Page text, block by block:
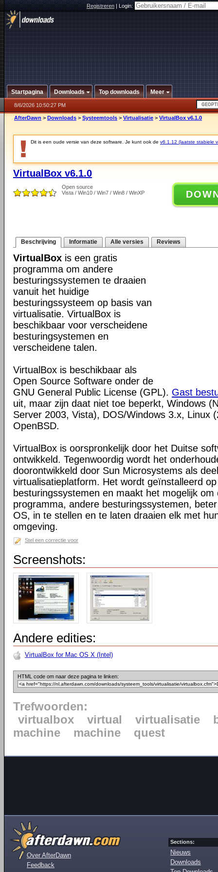
Registreren|Login:
Startpagina Downloads Top downloads Meer
8/6/2026 10:50:27 PM
AfterDawn > Downloads > Systeemtools > Virtualisatie > VirtualBox v6.1.0
Dit is een oude versie van deze software. Je kunt ook de v6.1.12 (laatste stabiele
VirtualBox v6.1.0
Open source
Vista / Win10 / Win7 / Win8 / WinXP
Beschrijving Informatie Alle versies Reviews
VirtualBox is een gratis
programma om andere
besturingssystemen te draaien
vanuit het huidige
besturingssysteem op basis van
virtualisatie. VirtualBox is
beschikbaar voor verscheidene
besturingsystemen en
verscheidene talen.
VirtualBox is beschikbaar als
Open Source Software onder de
GNU General Public License (GPL). Gast
uit, maar zijn daat niet toe beperkt, Windows
Server 2003, Vista), DOS/Windows 3.x, Linux
OpenBSD.
VirtualBox is oorspronkelijk door het Duitse
ontwikkeld. Tegenwoordig wordt het
doorontwikkeld door Sun Microsystems als
virtualisatieplatform. Het wordt geïnstalleerd
besturingssystemen en maakt het mogelijk om
programma, andere besturingssystemen,
OS, in te stellen en te laten draaien elk met
omgeving.
Stel een correctie voor
Screenshots:
Andere edities:
VirtualBox for Mac OS X (Intel)
HTML code om naar deze pagina te linken:
Trefwoorden:
virtualbox
virtual virtualisatie
machine
machine quest
Over AfterDawn
Feedback
Sections:
Nieuws
Downloads